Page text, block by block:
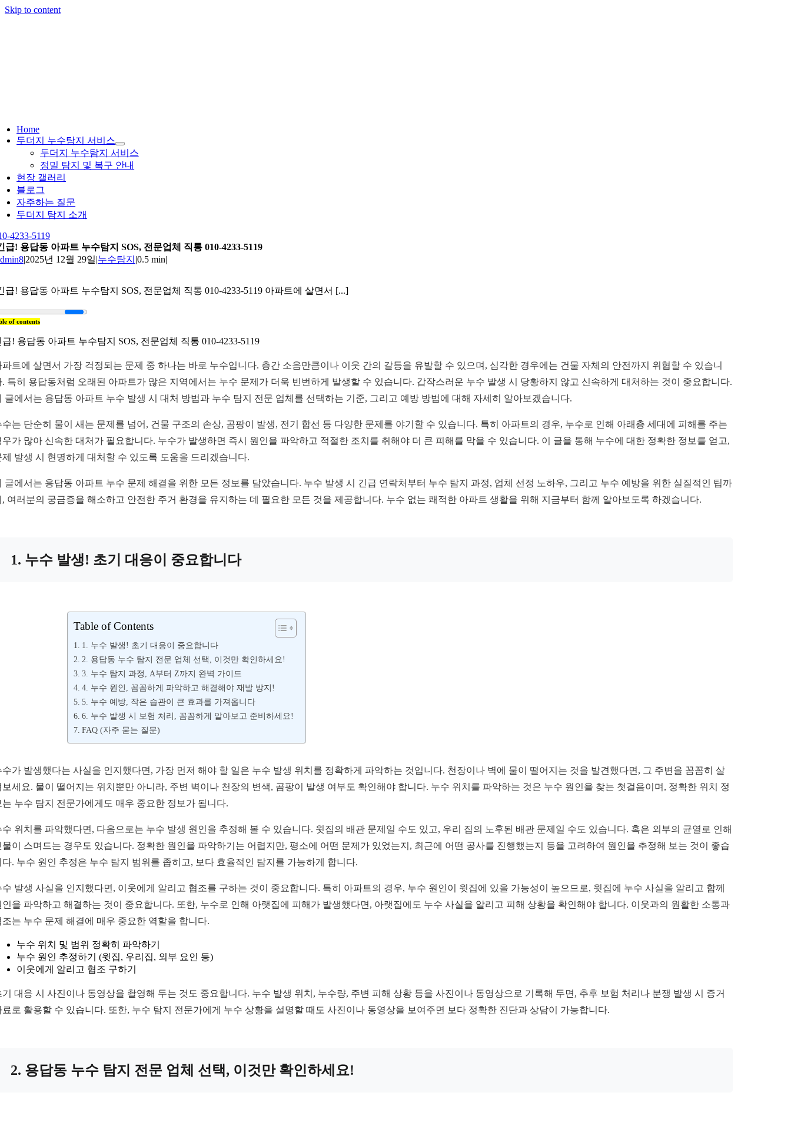
Skip to content
Home
두더지 누수탐지 서비스
두더지 누수탐지 서비스
정밀 탐지 및 복구 안내
현장 갤러리
블로그
자주하는 질문
두더지 탐지 소개
4233-5119
급! 용답동 아파트 누수탐지 SOS, 전문업체 직통 010-4233-5119
|2025년 12월 29일|누수탐지 |0.5 min|
급! 용답동 아파트 누수탐지 SOS, 전문업체 직통 010-4233-5119 아파트에 살면서 [...]
of contents
급! 용답동 아파트 누수탐지 SOS, 전문업체 직통 010-4233-5119
파트에 살면서 가장 걱정되는 문제 중 하나는 바로 누수입니다. 층간 소음만큼이나 이웃 간의 갈등을 유발할 수 있으며, 심각한 경우에는 건물 자체의 안전까지 위협할 수 있습니
. 특히 용답동처럼 오래된 아파트가 많은 지역에서는 누수 문제가 더욱 빈번하게 발생할 수 있습니다. 갑작스러운 누수 발생 시 당황하지 않고 신속하게 대처하는 것이 중요합니다.
글에서는 용답동 아파트 누수 발생 시 대처 방법과 누수 탐지 전문 업체를 선택하는 기준, 그리고 예방 방법에 대해 자세히 알아보겠습니다.
수는 단순히 물이 새는 문제를 넘어, 건물 구조의 손상, 곰팡이 발생, 전기 합선 등 다양한 문제를 야기할 수 있습니다. 특히 아파트의 경우, 누수로 인해 아래층 세대에 피해를 주는
우가 많아 신속한 대처가 필요합니다. 누수가 발생하면 즉시 원인을 파악하고 적절한 조치를 취해야 더 큰 피해를 막을 수 있습니다. 이 글을 통해 누수에 대한 정확한 정보를 얻고,
제 발생 시 현명하게 대처할 수 있도록 도움을 드리겠습니다.
글에서는 용답동 아파트 누수 문제 해결을 위한 모든 정보를 담았습니다. 누수 발생 시 긴급 연락처부터 누수 탐지 과정, 업체 선정 노하우, 그리고 누수 예방을 위한 실질적인 팁까
, 여러분의 궁금증을 해소하고 안전한 주거 환경을 유지하는 데 필요한 모든 것을 제공합니다. 누수 없는 쾌적한 아파트 생활을 위해 지금부터 함께 알아보도록 하겠습니다.
1. 누수 발생! 초기 대응이 중요합니다
Table of Contents
1. 누수 발생! 초기 대응이 중요합니다
2. 용답동 누수 탐지 전문 업체 선택, 이것만 확인하세요!
3. 누수 탐지 과정, A부터 Z까지 완벽 가이드
4. 누수 원인, 꼼꼼하게 파악하고 해결해야 재발 방지!
5. 누수 예방, 작은 습관이 큰 효과를 가져옵니다
6. 누수 발생 시 보험 처리, 꼼꼼하게 알아보고 준비하세요!
FAQ (자주 묻는 질문)
수가 발생했다는 사실을 인지했다면, 가장 먼저 해야 할 일은 누수 발생 위치를 정확하게 파악하는 것입니다. 천장이나 벽에 물이 떨어지는 것을 발견했다면, 그 주변을 꼼꼼히 살
보세요. 물이 떨어지는 위치뿐만 아니라, 주변 벽이나 천장의 변색, 곰팡이 발생 여부도 확인해야 합니다. 누수 위치를 파악하는 것은 누수 원인을 찾는 첫걸음이며, 정확한 위치 정
는 누수 탐지 전문가에게도 매우 중요한 정보가 됩니다.
수 위치를 파악했다면, 다음으로는 누수 발생 원인을 추정해 볼 수 있습니다. 윗집의 배관 문제일 수도 있고, 우리 집의 노후된 배관 문제일 수도 있습니다. 혹은 외부의 균열로 인해
물이 스며드는 경우도 있습니다. 정확한 원인을 파악하기는 어렵지만, 평소에 어떤 문제가 있었는지, 최근에 어떤 공사를 진행했는지 등을 고려하여 원인을 추정해 보는 것이 좋습
다. 누수 원인 추정은 누수 탐지 범위를 좁히고, 보다 효율적인 탐지를 가능하게 합니다.
수 발생 사실을 인지했다면, 이웃에게 알리고 협조를 구하는 것이 중요합니다. 특히 아파트의 경우, 누수 원인이 윗집에 있을 가능성이 높으므로, 윗집에 누수 사실을 알리고 함께
인을 파악하고 해결하는 것이 중요합니다. 또한, 누수로 인해 아랫집에 피해가 발생했다면, 아랫집에도 누수 사실을 알리고 피해 상황을 확인해야 합니다. 이웃과의 원활한 소통과
조는 누수 문제 해결에 매우 중요한 역할을 합니다.
누수 위치 및 범위 정확히 파악하기
누수 원인 추정하기 (윗집, 우리집, 외부 요인 등)
이웃에게 알리고 협조 구하기
기 대응 시 사진이나 동영상을 촬영해 두는 것도 중요합니다. 누수 발생 위치, 누수량, 주변 피해 상황 등을 사진이나 동영상으로 기록해 두면, 추후 보험 처리나 분쟁 발생 시 증거
료로 활용할 수 있습니다. 또한, 누수 탐지 전문가에게 누수 상황을 설명할 때도 사진이나 동영상을 보여주면 보다 정확한 진단과 상담이 가능합니다.
2. 용답동 누수 탐지 전문 업체 선택, 이것만 확인하세요!